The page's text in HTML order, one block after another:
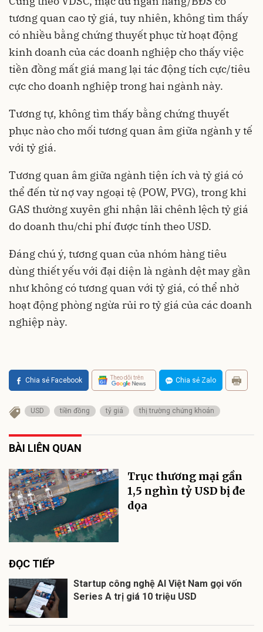
tương quan cao tỷ giá, tuy nhiên, không tìm thấy
có nhiều bằng chứng thuyết phục từ hoạt động
kinh doanh của các doanh nghiệp cho thấy việc
tiền đồng mất giá mang lại tác động tích cực/tiêu
cực cho doanh nghiệp trong hai ngành này.
Tương tự, không tìm thấy bằng chứng thuyết
phục nào cho mối tương quan âm giữa ngành y tế
với tỷ giá.
Tương quan âm giữa ngành tiện ích và tỷ giá có
thể đến từ nợ vay ngoại tệ (POW, PVG), trong khi
GAS thường xuyên ghi nhận lãi chênh lệch tỷ giá
do doanh thu/chi phí được tính theo USD.
Đáng chú ý, tương quan của nhóm hàng tiêu
dùng thiết yếu với đại diện là ngành dệt may gần
như không có tương quan với tỷ giá, có thể nhờ
hoạt động phòng ngừa rủi ro tỷ giá của các doanh
nghiệp này.
Chia sẻ Facebook Theo dõi trên Chia sẻ Zalo
USD tiền đồng tỷ giá thị trường chứng khoán
BÀI LIÊN QUAN
Trục thương mại gần
1,5 nghìn tỷ USD bị đe
dọa
ĐỌC TIẾP
Startup công nghệ AI Việt Nam gọi vốn
Series A trị giá 10 triệu USD